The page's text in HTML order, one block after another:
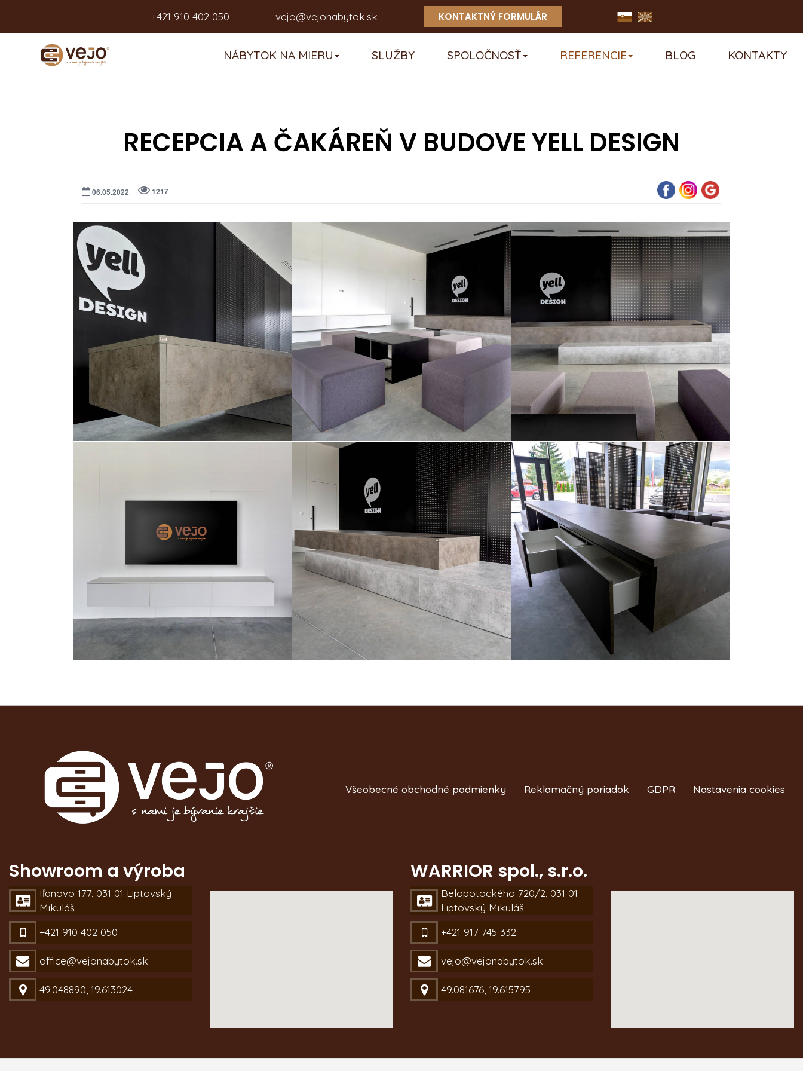
+421 910 402 050 vejo@vejonabytok.sk KONTAKTNÝ FORMULÁR
NÁBYTOK NA MIERU SLUŽBY SPOLOČNOSŤ REFERENCIE BLOG KONTAKTY
RECEPCIA A ČAKÁREŇ V BUDOVE YELL DESIGN
06.05.2022 1217
Všeobecné obchodné podmienky Reklamačný poriadok GDPR Nastavenia cookies
Showroom a výroba
Iľanovo 177, 031 01 Liptovský
Mikuláš
+421 910 402 050
office@vejonabytok.sk
49.048890, 19.613024
WARRIOR spol., s.r.o.
Belopotockého 720/2, 031 01
Liptovský Mikuláš
+421 917 745 332
vejo@vejonabytok.sk
49.081676, 19.615795